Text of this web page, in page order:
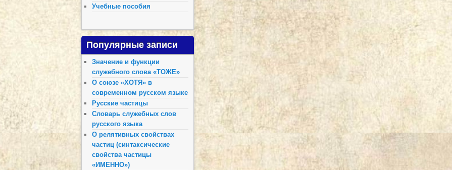
Учебные пособия
Популярные записи
Значение и функции
служебного слова «ТОЖЕ»
О союзе «ХОТЯ» в
современном русском языке
Русские частицы
Словарь служебных слов
русского языка
О релятивных свойствах
частиц (синтаксические
свойства частицы
«ИМЕННО»)